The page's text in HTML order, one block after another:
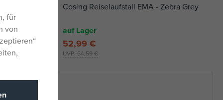
Cosing Reiselaufstall EMA - Zebra Grey
auf Lager
UVP: 64,59 €
52,99 €
für
von